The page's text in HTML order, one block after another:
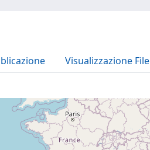
Visualizzazione File